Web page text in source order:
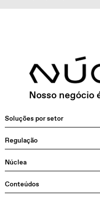
Nosso negócio
Soluções por setor
Regulação
Núclea
Conteúdos